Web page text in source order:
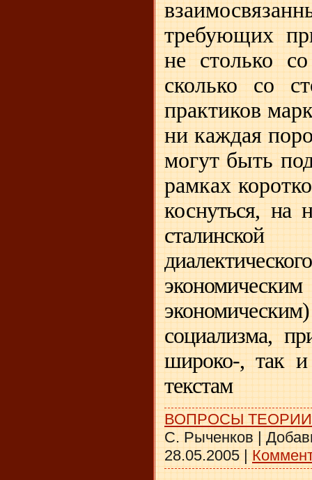
требующих
не столько
сколько со
практиков
ни каждая
могут быть
рамках
коснуться, на
социализма,
широко-, так и
текстам
ВОПРОСЫ ТЕОРИИ
С. Рыченков |
28.05.2005 |